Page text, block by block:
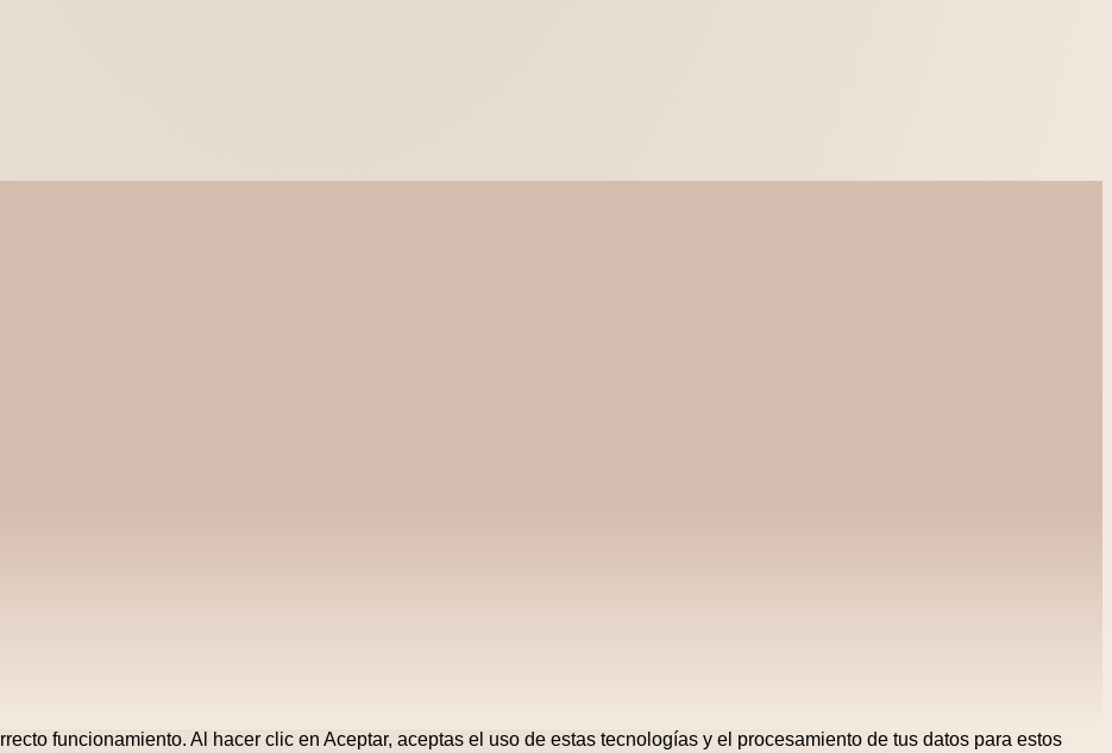
funcionamiento. Al hacer clic en Aceptar, aceptas el uso de estas tecnologías y el procesamiento de tus datos para estos